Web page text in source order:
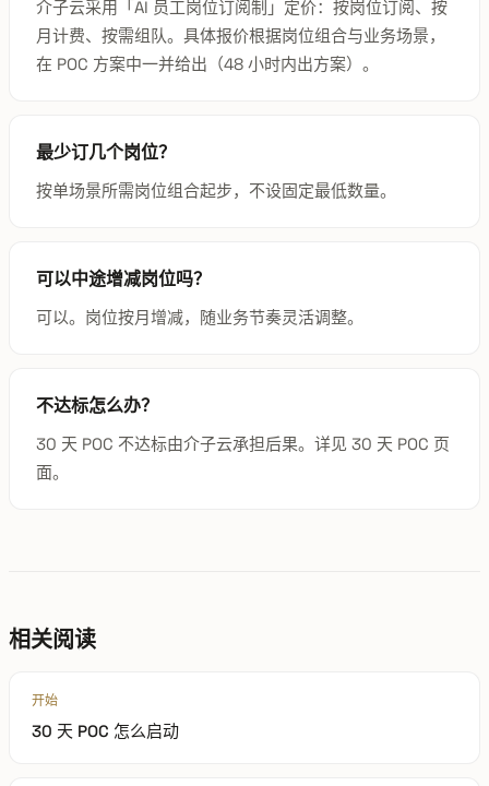
介子云采用「AI 员工岗位订阅制」定价：按岗位订阅、按
月计费、按需组队。具体报价根据岗位组合与业务场景，
在 POC 方案中一并给出（48 小时内出方案）。
最少订几个岗位？
按单场景所需岗位组合起步，不设固定最低数量。
可以中途增减岗位吗？
可以。岗位按月增减，随业务节奏灵活调整。
不达标怎么办？
30 天 POC 不达标由介子云承担后果。详见 30 天 POC 页
面。
相关阅读
开始
30 天 POC 怎么启动